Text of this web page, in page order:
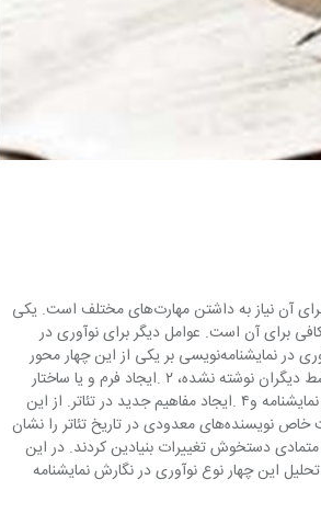
نگارش نمایشنامه یکی از مهم‌ترین فعالیت‌های ادبی است که برای آن نیاز به داشتن مهارت‌های مختلف است. یکی
داشتن دانش کافی برای آن است. عوامل دیگر برای نوآوری در
نگارش نمایشنامه، داشتن استعداد، انگیزه و پشتکار است. نوآوری در نمایشنامه‌نویسی بر یکی از این چهار محور
میباشد: ۱ .نوآوری در محتوا و پرداختن به موضوع‌هایی که توسط دیگران نوشته نشده، ۲ .ایجاد فرم و یا ساختار
جدید در نمایشنامه، ۳ .استفاده از عناصر جدید در نگارش متن نمایشنامه و۴ .ایجاد مفاهیم جدید در تئاتر. از این
چهار نوع نوآوری، نوع چهارم آن از بقیه دشوارتر است و ذهنیت خاص نویسنده‌های معدودی در تاریخ تئاتر را نشان
متمادی دستخوش تغییرات بنیادین کردند. در این
لازم برای نمایشنامه‌نویسی، به تحلیل این چهار نوع نوآوری در نگارش نمایشنامه